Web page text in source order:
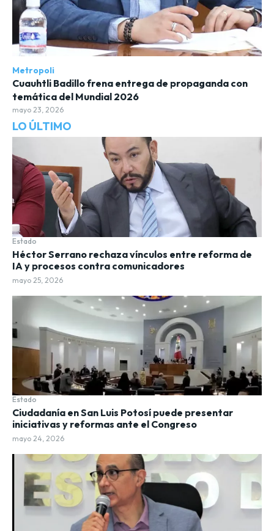
LO ÚLTIMO
Estado
Héctor Serrano rechaza vínculos entre reforma de
IA y procesos contra comunicadores
mayo 25, 2026
Estado
Ciudadanía en San Luis Potosí puede presentar
iniciativas y reformas ante el Congreso
mayo 24, 2026
Metropoli
Cuauhtli Badillo frena entrega de propaganda con
temática del Mundial 2026
mayo 23, 2026